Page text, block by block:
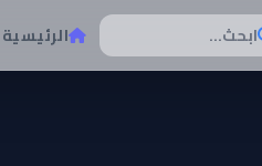
ابحث... الرئيسية